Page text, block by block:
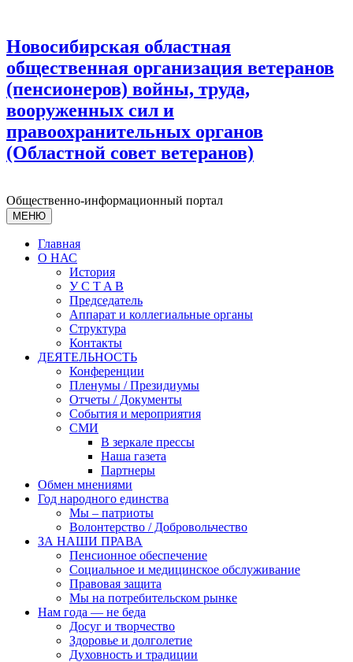
Новосибирская областная
общественная организация ветеранов
(пенсионеров) войны, труда,
вооруженных сил и
правоохранительных органов
(Областной совет ветеранов)
Общественно-информационный портал
МЕНЮ
Главная
О НАС
История
У С T A B
Председатель
Аппарат и коллегиальные органы
Структура
Контакты
ДЕЯТЕЛЬНОСТЬ
Конференции
Пленумы / Президиумы
Отчеты / Документы
События и мероприятия
СМИ
В зеркале прессы
Наша газета
Партнеры
Обмен мнениями
Год народного единства
Мы – патриоты
Волонтерство / Добровольчество
ЗА НАШИ ПРАВА
Пенсионное обеспечение
Социальное и медицинское обслуживание
Правовая защита
Мы на потребительском рынке
Нам года — не беда
Досуг и творчество
Здоровье и долголетие
Духовность и традиции